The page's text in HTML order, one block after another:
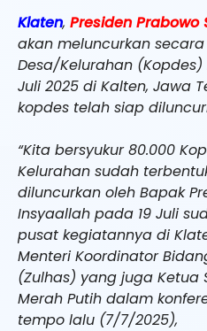
Klaten, Presiden Prabowo
akan meluncurkan
Desa/Kelurahan
Juli 2025 di Kalten, Jawa
kopdes telah siap
“Kita bersyukur 80.000
Kelurahan sudah
diluncurkan oleh Bapak
Insyaallah pada 19 Juli
pusat kegiatannya di
Menteri Koordinator
(Zulhas) yang juga Ketua
Merah Putih dalam
tempo lalu (7/7/2025),